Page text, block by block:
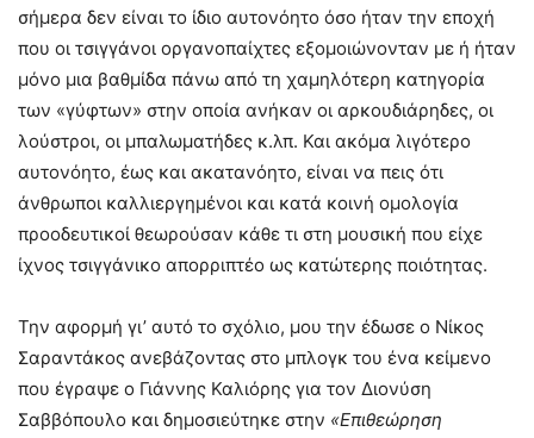
σήμερα δεν είναι το ίδιο αυτονόητο όσο ήταν την εποχή
που οι τσιγγάνοι οργανοπαίχτες εξομοιώνονταν με ή ήταν
μόνο μια βαθμίδα πάνω από τη χαμηλότερη κατηγορία
των «γύφτων» στην οποία ανήκαν οι αρκουδιάρηδες, οι
λούστροι, οι μπαλωματήδες κ.λπ. Και ακόμα λιγότερο
αυτονόητο, έως και ακατανόητο, είναι να πεις ότι
άνθρωποι καλλιεργημένοι και κατά κοινή ομολογία
προοδευτικοί θεωρούσαν κάθε τι στη μουσική που είχε
ίχνος τσιγγάνικο απορριπτέο ως κατώτερης ποιότητας.
Την αφορμή γι’ αυτό το σχόλιο, μου την έδωσε ο Νίκος
Σαραντάκος ανεβάζοντας στο μπλογκ του ένα κείμενο
που έγραψε ο Γιάννης Καλιόρης για τον Διονύση
Σαββόπουλο και δημοσιεύτηκε στην «Επιθεώρηση